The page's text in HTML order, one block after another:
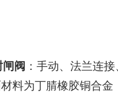
阀 ：手动、法兰连接
料为丁腈橡胶铜合金